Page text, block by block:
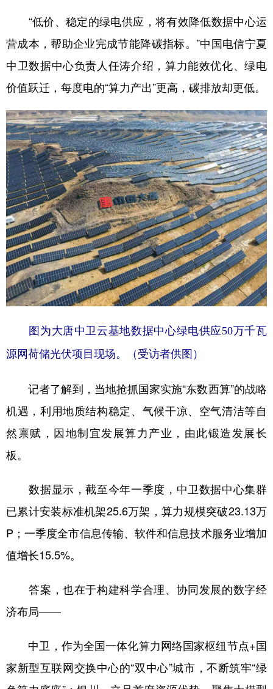
“低价、稳定的绿电供应，将有效降低数据中心运
营成本，帮助企业完成节能降碳指标。”中国电信宁夏
中卫数据中心负责人任涛介绍，算力能效优化、绿电
价值跃迁，每度电的“算力产出”更高，碳排放却更低。
图为大唐中卫云基地数据中心绿电供应50万千瓦
源网荷储光伏项目现场。（受访者供图）
记者了解到，当地抢抓国家实施“东数西算”的战略
机遇，利用地质结构稳定、气候干凉、空气清洁等自
然禀赋，因地制宜发展算力产业，由此锻造发展长
板。
数据显示，截至今年一季度，中卫数据中心集群
已累计安装标准机架25.6万架，算力规模突破23.13万
P；一季度全市信息传输、软件和信息技术服务业增加
值增长15.5%。
答案，也在于构建科学合理、协同发展的数字经
济布局——
中卫，作为全国一体化算力网络国家枢纽节点+国
家新型互联网交换中心的“双中心”城市，不断筑牢“绿